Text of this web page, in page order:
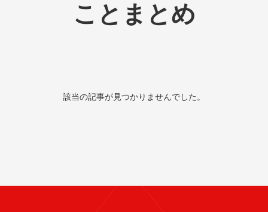
ことまとめ
該当の記事が見つかりませんでした。